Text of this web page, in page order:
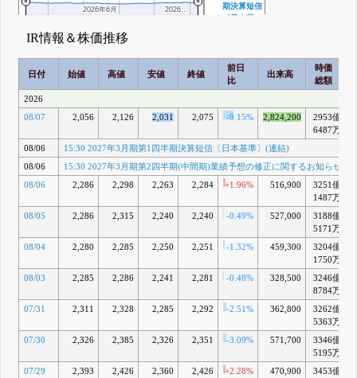
2026年6月
2026年6月 2026…
2026…
期決算短信
B
15:30 「当
社の企業価
値ひいては
利益を確
保・向上す
株予約権を
用いた方
策」に基づ
く特別委員
会委員の交
お知らせ
10:00
〔日本基
5月 13, 2026
IR情報＆株価推移
日付 始値 高値 安値 終値
前日
比
出来高
時価
総額
2026
08/07
2,056 2,126 2,031 2,075 -9.15% 2,824,200
2953億
6487万
08/06
15:30 2027年3月期第1四半期決算短信〔日本基準〕(連結)
08/06
15:30 2027年3月期第2四半期(中間期)業績予想の修正に関するお知らせ
08/06
2,286 2,298 2,263 2,284 +1.96% 516,900
3251億
1487万
08/05 2,286 2,315 2,240 2,240 -0.49% 527,000
3188億
5171万
08/04 2,280 2,285 2,250 2,251 -1.32% 459,300
3204億
1750万
08/03
2,285 2,286 2,241 2,281 -0.48% 328,500
3246億
8784万
07/31 2,311 2,328 2,285 2,292 -2.51% 362,800
3262億
5363万
07/30 2,326 2,385 2,326 2,351 -3.09% 571,700
3346億
5195万
07/29 2,393 2,426 2,360 2,426 +2.28% 470,900
3453億